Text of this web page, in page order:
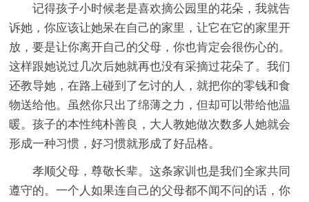
记得孩子小时候老是喜欢摘公园里的花朵，我就告
诉她，你应该让她呆在自己的家里，让它在它的家里开
放，要是让你离开自己的父母，你也肯定会很伤心的。
这样跟她说过几次后她就再也没有采摘过花朵了。我们
还教导她，在路上碰到了乞讨的人，就把你的零钱和食
物送给他。虽然你只出了绵薄之力，但却可以带给他温
暖。孩子的本性纯朴善良，大人教她做次数多人她就会
形成一种习惯，好习惯就形成了好品格。
孝顺父母，尊敬长辈。这条家训也是我们全家共同
遵守的。一个人如果连自己的父母都不闻不问的话，你